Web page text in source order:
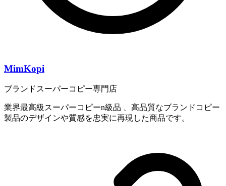
MimKopi
ブランドスーパーコピー専門店
業界最高級スーパーコピーn級品 、高品質なブランドコピー
製品のデザインや質感を忠実に再現した商品です。